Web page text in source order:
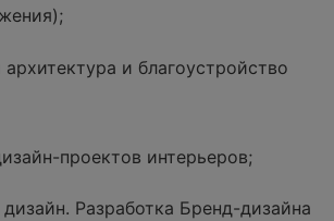
и благоустройство
проектов интерьеров;
Разработка Бренд-дизайна